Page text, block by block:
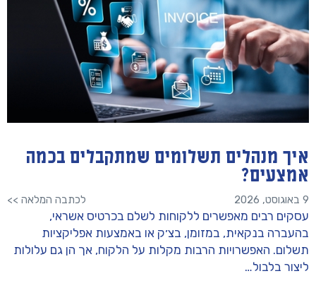
איך מנהלים תשלומים שמתקבלים בכמה
אמצעים?
9 באוגוסט, 2026 לכתבה המלאה >>
עסקים רבים מאפשרים ללקוחות לשלם בכרטיס אשראי,
בהעברה בנקאית, במזומן, בצ׳ק או באמצעות אפליקציות
תשלום. האפשרויות הרבות מקלות על הלקוח, אך הן גם עלולות
ליצור בלבול…